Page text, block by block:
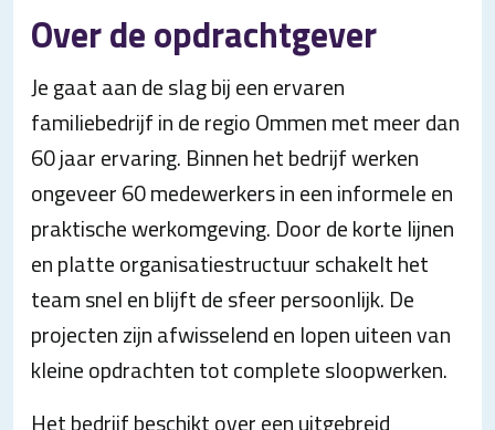
Over de opdrachtgever
Je gaat aan de slag bij een ervaren
familiebedrijf in de regio Ommen met meer dan
60 jaar ervaring. Binnen het bedrijf werken
ongeveer 60 medewerkers in een informele en
praktische werkomgeving. Door de korte lijnen
en platte organisatiestructuur schakelt het
team snel en blijft de sfeer persoonlijk. De
projecten zijn afwisselend en lopen uiteen van
kleine opdrachten tot complete sloopwerken.
Het bedrijf beschikt over een uitgebreid